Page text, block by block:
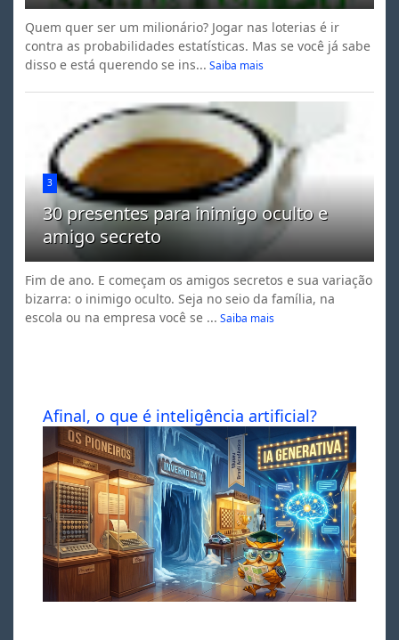
Quem quer ser um milionário? Jogar nas loterias é ir
contra as probabilidades estatísticas. Mas se você já sabe
disso e está querendo se ins... Saiba mais
3
30 presentes para inimigo oculto e
amigo secreto
Fim de ano. E começam os amigos secretos e sua variação
bizarra: o inimigo oculto. Seja no seio da família, na
escola ou na empresa você se ... Saiba mais
Afinal, o que é inteligência artificial?